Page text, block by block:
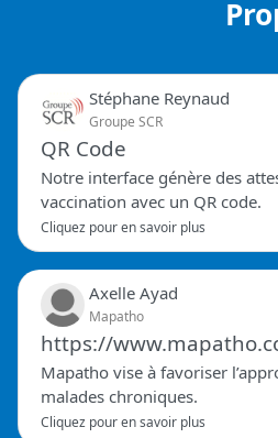
Stéphane Reynaud
Groupe SCR
QR Code
Notre interface génère des
vaccination avec un QR code.
Cliquez pour en savoir plus
Axelle Ayad
Mapatho
https://
Mapatho vise à favoriser
malades chroniques.
Cliquez pour en savoir plus